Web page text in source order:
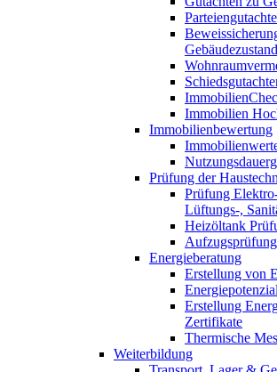
Immobilien
Immobilienbewertung
Prüfung der
Prüfung
Lüftungs-,
Heizöltank
Energieberatung
Erstellung von
Erstellung
Zertifikate
Thermische
Weiterbildung